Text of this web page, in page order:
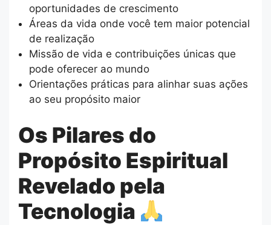
oportunidades de crescimento
Áreas da vida onde você tem maior potencial
de realização
Missão de vida e contribuições únicas que
pode oferecer ao mundo
Orientações práticas para alinhar suas ações
ao seu propósito maior
Os Pilares do
Propósito Espiritual
Revelado pela
Tecnologia